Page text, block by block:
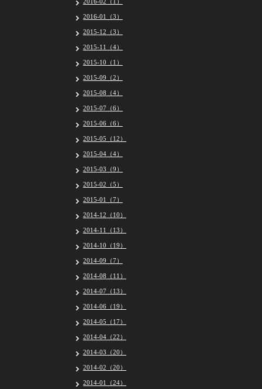
2016-01（3）
2015-12（3）
2015-11（4）
2015-10（1）
2015-09（2）
2015-08（4）
2015-07（6）
2015-06（6）
2015-05（12）
2015-04（4）
2015-03（9）
2015-02（5）
2015-01（7）
2014-12（10）
2014-11（13）
2014-10（19）
2014-09（7）
2014-08（11）
2014-07（13）
2014-06（19）
2014-05（17）
2014-04（22）
2014-03（20）
2014-02（20）
2014-01（24）